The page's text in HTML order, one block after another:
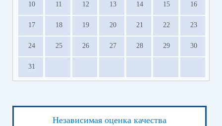
10 11 12 13 14 15 16
17 18 19 20 21 22 23
24 25 26 27 28 29 30
31
Независимая оценка качества